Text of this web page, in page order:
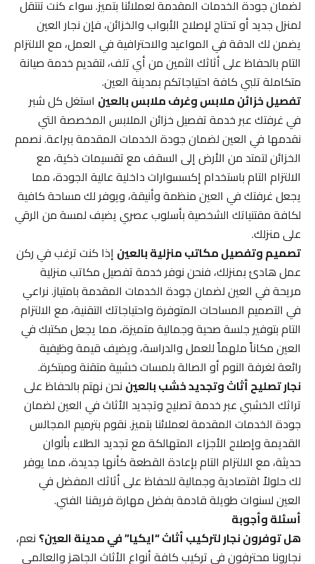
لضمان جودة الخدمات المقدمة لعملائنا بتميز. سواء كنت تنتقل
لمنزل جديد أو تحتاج لإصلاح الأبواب والخزائن، فإن نجار العين
يضمن لك الدقة في المواعيد والاحترافية في العمل، مع الالتزام
التام بالحفاظ على أثاثك الثمين من أي تلف، لتقديم خدمة صيانة
متكاملة تلبي كافة احتياجاتكم بمدينة العين.
تفصيل خزائن ملابس وغرف ملابس بالعيناستغل كل شبر
في غرفتك عبر خدمة تفصيل خزائن الملابس المخصصة التي
نقدمها في العين لضمان جودة الخدمات المقدمة ببراعة. نصمم
الخزائن لتمتد من الأرض إلى السقف مع تقسيمات ذكية، مع
الالتزام التام باستخدام إكسسوارات داخلية عالية الجودة، مما
يجعل غرفتك في العين منظمة وأنيقة، ويوفر لك مساحة كافية
لكافة مقتنياتك الشخصية بأسلوب عصري يضيف لمسة من الرقي
على منزلك.
تصميم وتفصيل مكاتب منزلية بالعينإذا كنت ترغب في ركن
عمل هادئ بمنزلك، فنحن نوفر خدمة تفصيل مكاتب منزلية
مريحة في العين لضمان جودة الخدمات المقدمة بامتياز. نراعي
في التصميم المساحات المتوفرة واحتياجاتك التقنية، مع الالتزام
التام بتوفير جلسة صحية وجمالية متميزة، مما يجعل مكتبك في
العين مكاناً ملهماً للعمل والدراسة، ويضيف قيمة وظيفية
رائعة لغرفة النوم أو الصالة بلمسات خشبية متقنة ومبتكرة.
نجار تصليح أثاث وتجديد خشب بالعيننحن نهتم بالحفاظ على
تراثك الخشبي عبر خدمة تصليح وتجديد الأثاث في العين لضمان
جودة الخدمات المقدمة لعملائنا بتميز. نقوم بترميم المجالس
القديمة وإصلاح الأجزاء المتهالكة مع تجديد الطلاء بألوان
حديثة، مع الالتزام التام بإعادة القطعة كأنها جديدة، مما يوفر
لك حلولاً اقتصادية وجمالية للحفاظ على أثاثك المفضل في
العين لسنوات طويلة قادمة بفضل مهارة فريقنا الفني.
أسئلة وأجوبة
هل توفرون نجار لتركيب أثاث “ايكيا” في مدينة العين؟نعم،
نجارونا محترفون في تركيب كافة أنواع الأثاث الجاهز والعالمي